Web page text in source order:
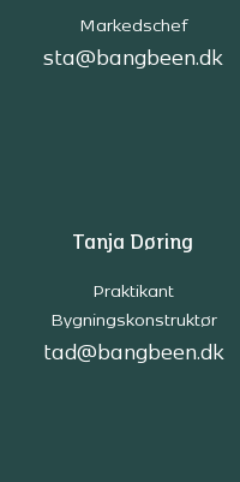
Markedschef
sta@bangbeen.dk
Tanja Døring
Praktikant
Bygningskonstruktør
tad@bangbeen.dk